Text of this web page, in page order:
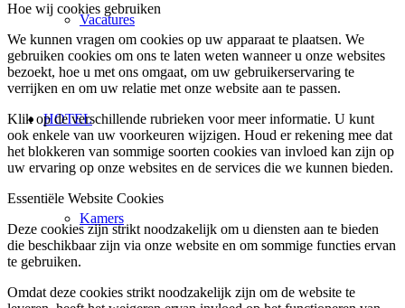
Vacatures
HOTEL
Kamers
Hoe wij cookies gebruiken
We kunnen vragen om cookies op uw apparaat te plaatsen. We
gebruiken cookies om ons te laten weten wanneer u onze websites
bezoekt, hoe u met ons omgaat, om uw gebruikerservaring te
verrijken en om uw relatie met onze website aan te passen.
Klik op de verschillende rubrieken voor meer informatie. U kunt
ook enkele van uw voorkeuren wijzigen. Houd er rekening mee dat
het blokkeren van sommige soorten cookies van invloed kan zijn op
uw ervaring op onze websites en de services die we kunnen bieden.
Essentiële Website Cookies
Deze cookies zijn strikt noodzakelijk om u diensten aan te bieden
die beschikbaar zijn via onze website en om sommige functies ervan
te gebruiken.
Omdat deze cookies strikt noodzakelijk zijn om de website te